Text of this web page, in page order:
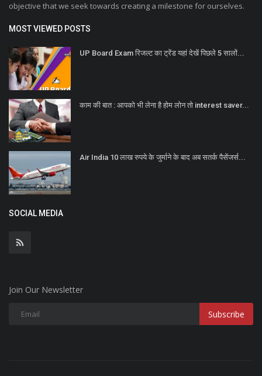
objective that we seek towards creating a milestone for ourselves.
MOST VIEWED POSTS
UP Board Exam रिजल्ट का ट्रेंड यहां देखें पिछले 5 सालों...
काम की बात : आपको भी लेना है होम लोन तो interest saver...
Air India 10 लाख रुपये के जुर्माने के बाद अब सतर्क पैसेंजर्स...
SOCIAL MEDIA
Join Our Newsletter
Subscribe